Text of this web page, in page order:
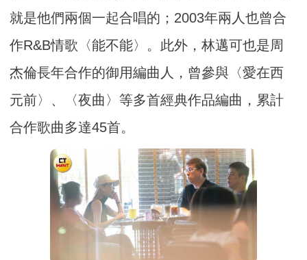
就是他們兩個一起合唱的；2003年兩人也曾合
作R&B情歌〈能不能〉。此外，林邁可也是周
杰倫長年合作的御用編曲人，曾參與〈愛在西
元前〉、〈夜曲〉等多首經典作品編曲，累計
合作歌曲多達45首。